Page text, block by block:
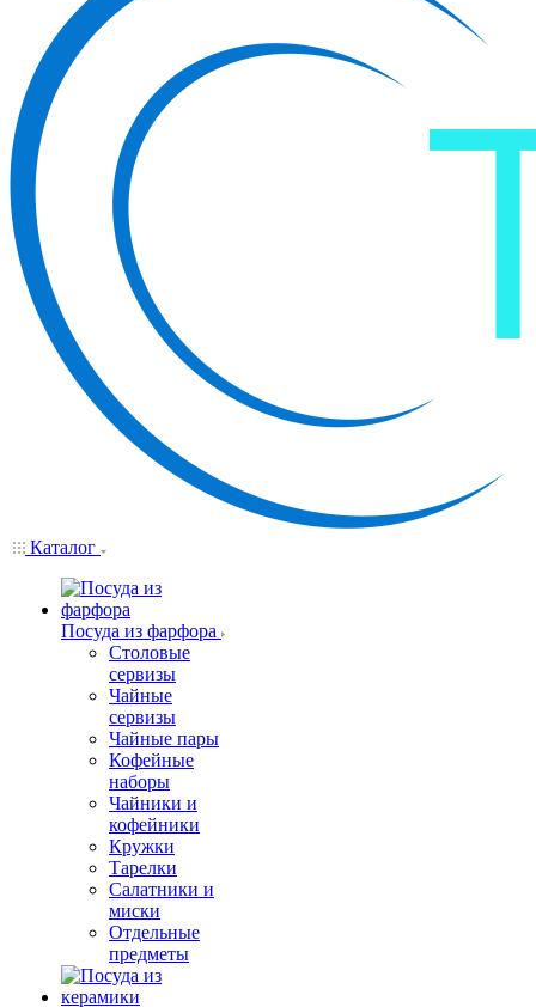
Каталог
Посуда из фарфора
Столовые
сервизы
Чайные
сервизы
Чайные пары
Кофейные
наборы
Чайники и
кофейники
Кружки
Тарелки
Салатники и
миски
Отдельные
предметы